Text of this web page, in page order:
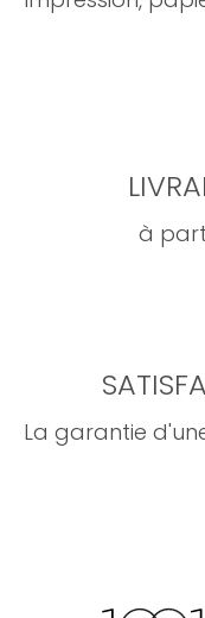
à
La garantie